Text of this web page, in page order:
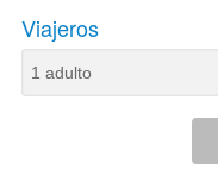
Viajeros